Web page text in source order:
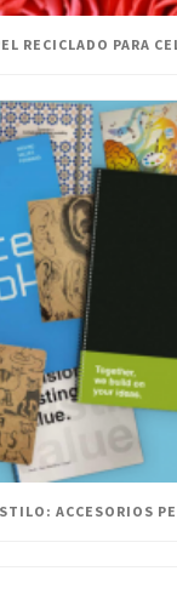
RECICLADO PARA